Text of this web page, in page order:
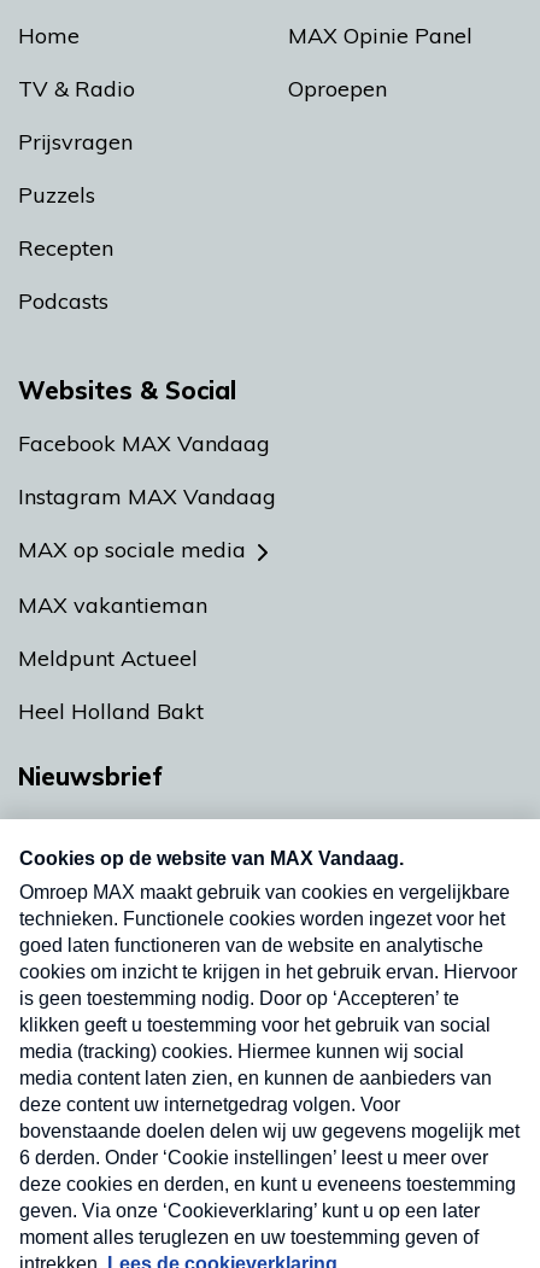
Home
TV & Radio
Prijsvragen
Puzzels
Recepten
Podcasts
MAX Opinie Panel
Oproepen
Websites & Social
Facebook MAX Vandaag
Instagram MAX Vandaag
MAX op sociale media
MAX vakantieman
Meldpunt Actueel
Heel Holland Bakt
Nieuwsbrief
Neem hier een gratis abonnement op onze
nieuwsbrief. Elke vrijdag- en dinsdagochtend in
uw mailbox.
Verzend
Nieuwsbrief
Neem hier een gratis abonnement op onze
nieuwsbrief. Elke vrijdag- en dinsdagochtend in uw